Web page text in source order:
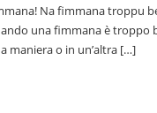
Na fimmana troppu
una fimmana è troppo
maniera o in un’altra […]